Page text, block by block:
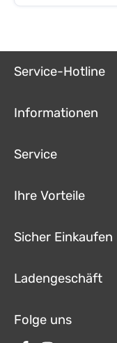
(E46/90/91/92)- BMW
Kamerakabel 1.8m mit
(Durchmesser 5.9mm)-
Ader für
Sicherung
Service-Hotline
Informationen
Service
Ihre Vorteile
Sicher Einkaufen
Ladengeschäft
Folge uns